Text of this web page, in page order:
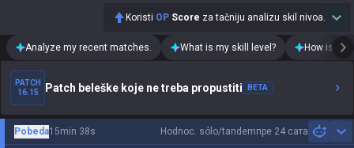
Koristi OP Score za tačniju analizu skil nivoa.
Analyze my recent matches. What is my skill level? How is my
PATCH
16.15
Patch beleške koje ne treba propustiti BETA
Hodnoc. sólo/tandemпре 24 сата
Pobeda15min 38s